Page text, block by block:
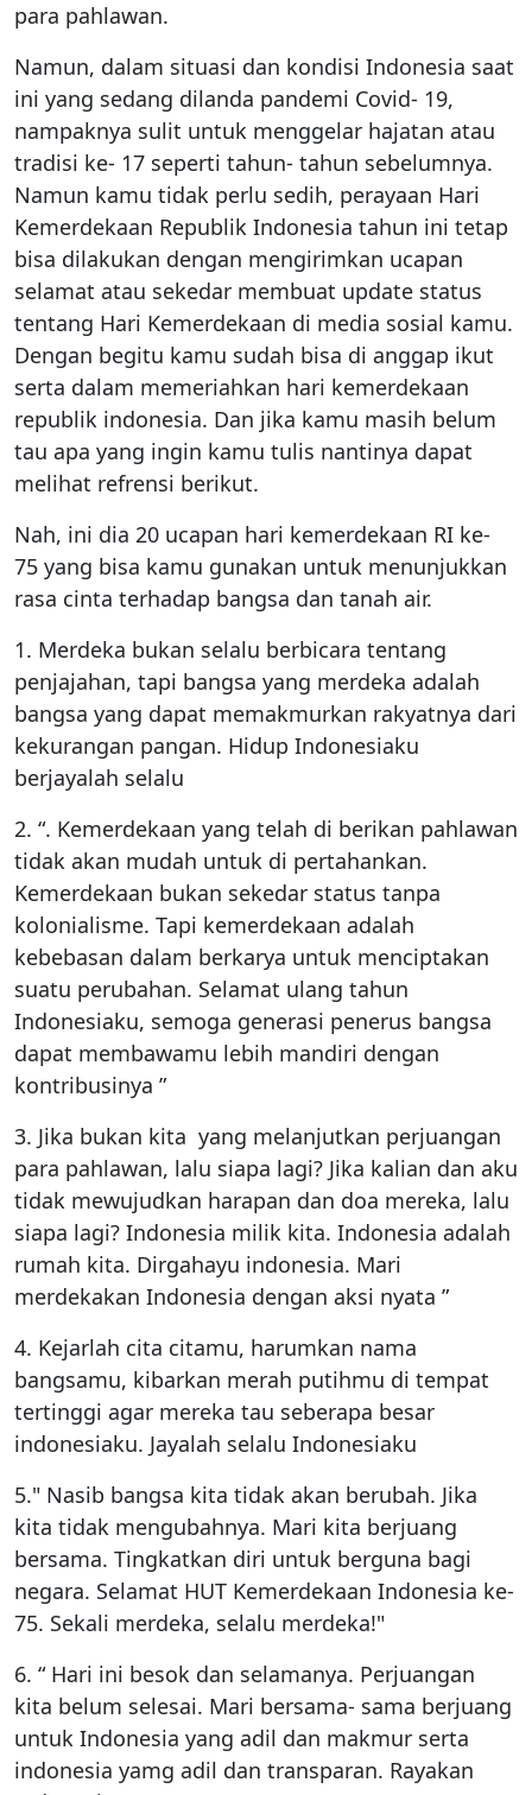
para pahlawan.
Namun, dalam situasi dan kondisi Indonesia saat
ini yang sedang dilanda pandemi Covid- 19,
nampaknya sulit untuk menggelar hajatan atau
tradisi ke- 17 seperti tahun- tahun sebelumnya.
Namun kamu tidak perlu sedih, perayaan Hari
Kemerdekaan Republik Indonesia tahun ini tetap
bisa dilakukan dengan mengirimkan ucapan
selamat atau sekedar membuat update status
tentang Hari Kemerdekaan di media sosial kamu.
Dengan begitu kamu sudah bisa di anggap ikut
serta dalam memeriahkan hari kemerdekaan
republik indonesia. Dan jika kamu masih belum
tau apa yang ingin kamu tulis nantinya dapat
melihat refrensi berikut.
Nah, ini dia 20 ucapan hari kemerdekaan RI ke-
75 yang bisa kamu gunakan untuk menunjukkan
rasa cinta terhadap bangsa dan tanah air.
1. Merdeka bukan selalu berbicara tentang
penjajahan, tapi bangsa yang merdeka adalah
bangsa yang dapat memakmurkan rakyatnya dari
kekurangan pangan. Hidup Indonesiaku
berjayalah selalu
2. “. Kemerdekaan yang telah di berikan pahlawan
tidak akan mudah untuk di pertahankan.
Kemerdekaan bukan sekedar status tanpa
kolonialisme. Tapi kemerdekaan adalah
kebebasan dalam berkarya untuk menciptakan
suatu perubahan. Selamat ulang tahun
Indonesiaku, semoga generasi penerus bangsa
dapat membawamu lebih mandiri dengan
kontribusinya ”
3. Jika bukan kita yang melanjutkan perjuangan
para pahlawan, lalu siapa lagi? Jika kalian dan aku
tidak mewujudkan harapan dan doa mereka, lalu
siapa lagi? Indonesia milik kita. Indonesia adalah
rumah kita. Dirgahayu indonesia. Mari
merdekakan Indonesia dengan aksi nyata ”
4. Kejarlah cita citamu, harumkan nama
bangsamu, kibarkan merah putihmu di tempat
tertinggi agar mereka tau seberapa besar
indonesiaku. Jayalah selalu Indonesiaku
5." Nasib bangsa kita tidak akan berubah. Jika
kita tidak mengubahnya. Mari kita berjuang
bersama. Tingkatkan diri untuk berguna bagi
negara. Selamat HUT Kemerdekaan Indonesia ke-
75. Sekali merdeka, selalu merdeka!"
6. “ Hari ini besok dan selamanya. Perjuangan
kita belum selesai. Mari bersama- sama berjuang
untuk Indonesia yang adil dan makmur serta
indonesia yamg adil dan transparan. Rayakan